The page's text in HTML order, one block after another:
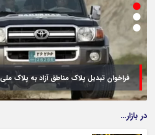
فراخوان تبدیل پلاک مناطق آزاد به پلاک ملی
در بازار…